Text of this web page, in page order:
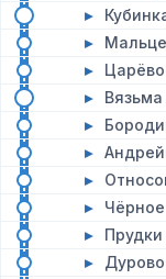
▸
▸
▸
▸ Вязьма
▸
▸
▸
▸ Чёрное
▸ Прудки
▸ Дурово